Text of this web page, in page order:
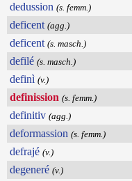
dedussion (s. femm.)
deficent (agg.)
deficent (s. masch.)
defilé (s. masch.)
definì (v.)
definission (s. femm.)
definitiv (agg.)
deformassion (s. femm.)
defrajé (v.)
degeneré (v.)